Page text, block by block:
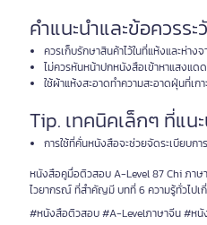
คำแนะนำและข้อควรระ
ควรเก็บรักษาสินค้าไว้ในที่แห้งและห่าง
ไม่ควรหันหน้าปกหนังสือเข้าหาแสงแดด
ใช้ผ้าแห้งสะอาดทำความสะอาดฝุ่นที่เก
Tip. เทคนิคเล็กๆ ที่แน
การใช้ที่คั่นหนังสือจะช่วยจัดระเบียบก
หนังสือคูมื่อติวสอบ A-Level 87 Chi ภา
ไวยากรณ์ ที่สำคัญมี บทที่ 6 ความรู้ทั่วไป
#หนังสือติวสอบ #A-Levelภาษาจีน #ห